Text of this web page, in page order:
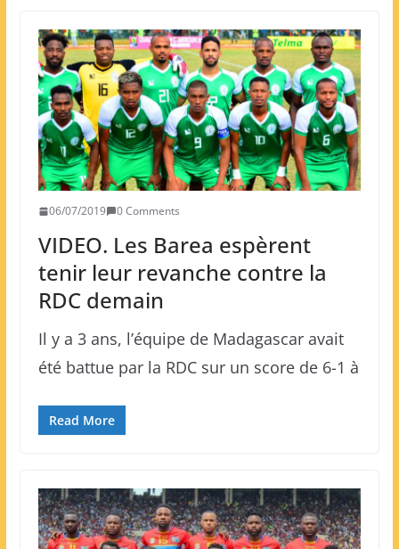
06/07/2019 0 Comments
VIDEO. Les Barea espèrent
tenir leur revanche contre la
RDC demain
Il y a 3 ans, l’équipe de Madagascar avait
été battue par la RDC sur un score de 6-1 à
Read More